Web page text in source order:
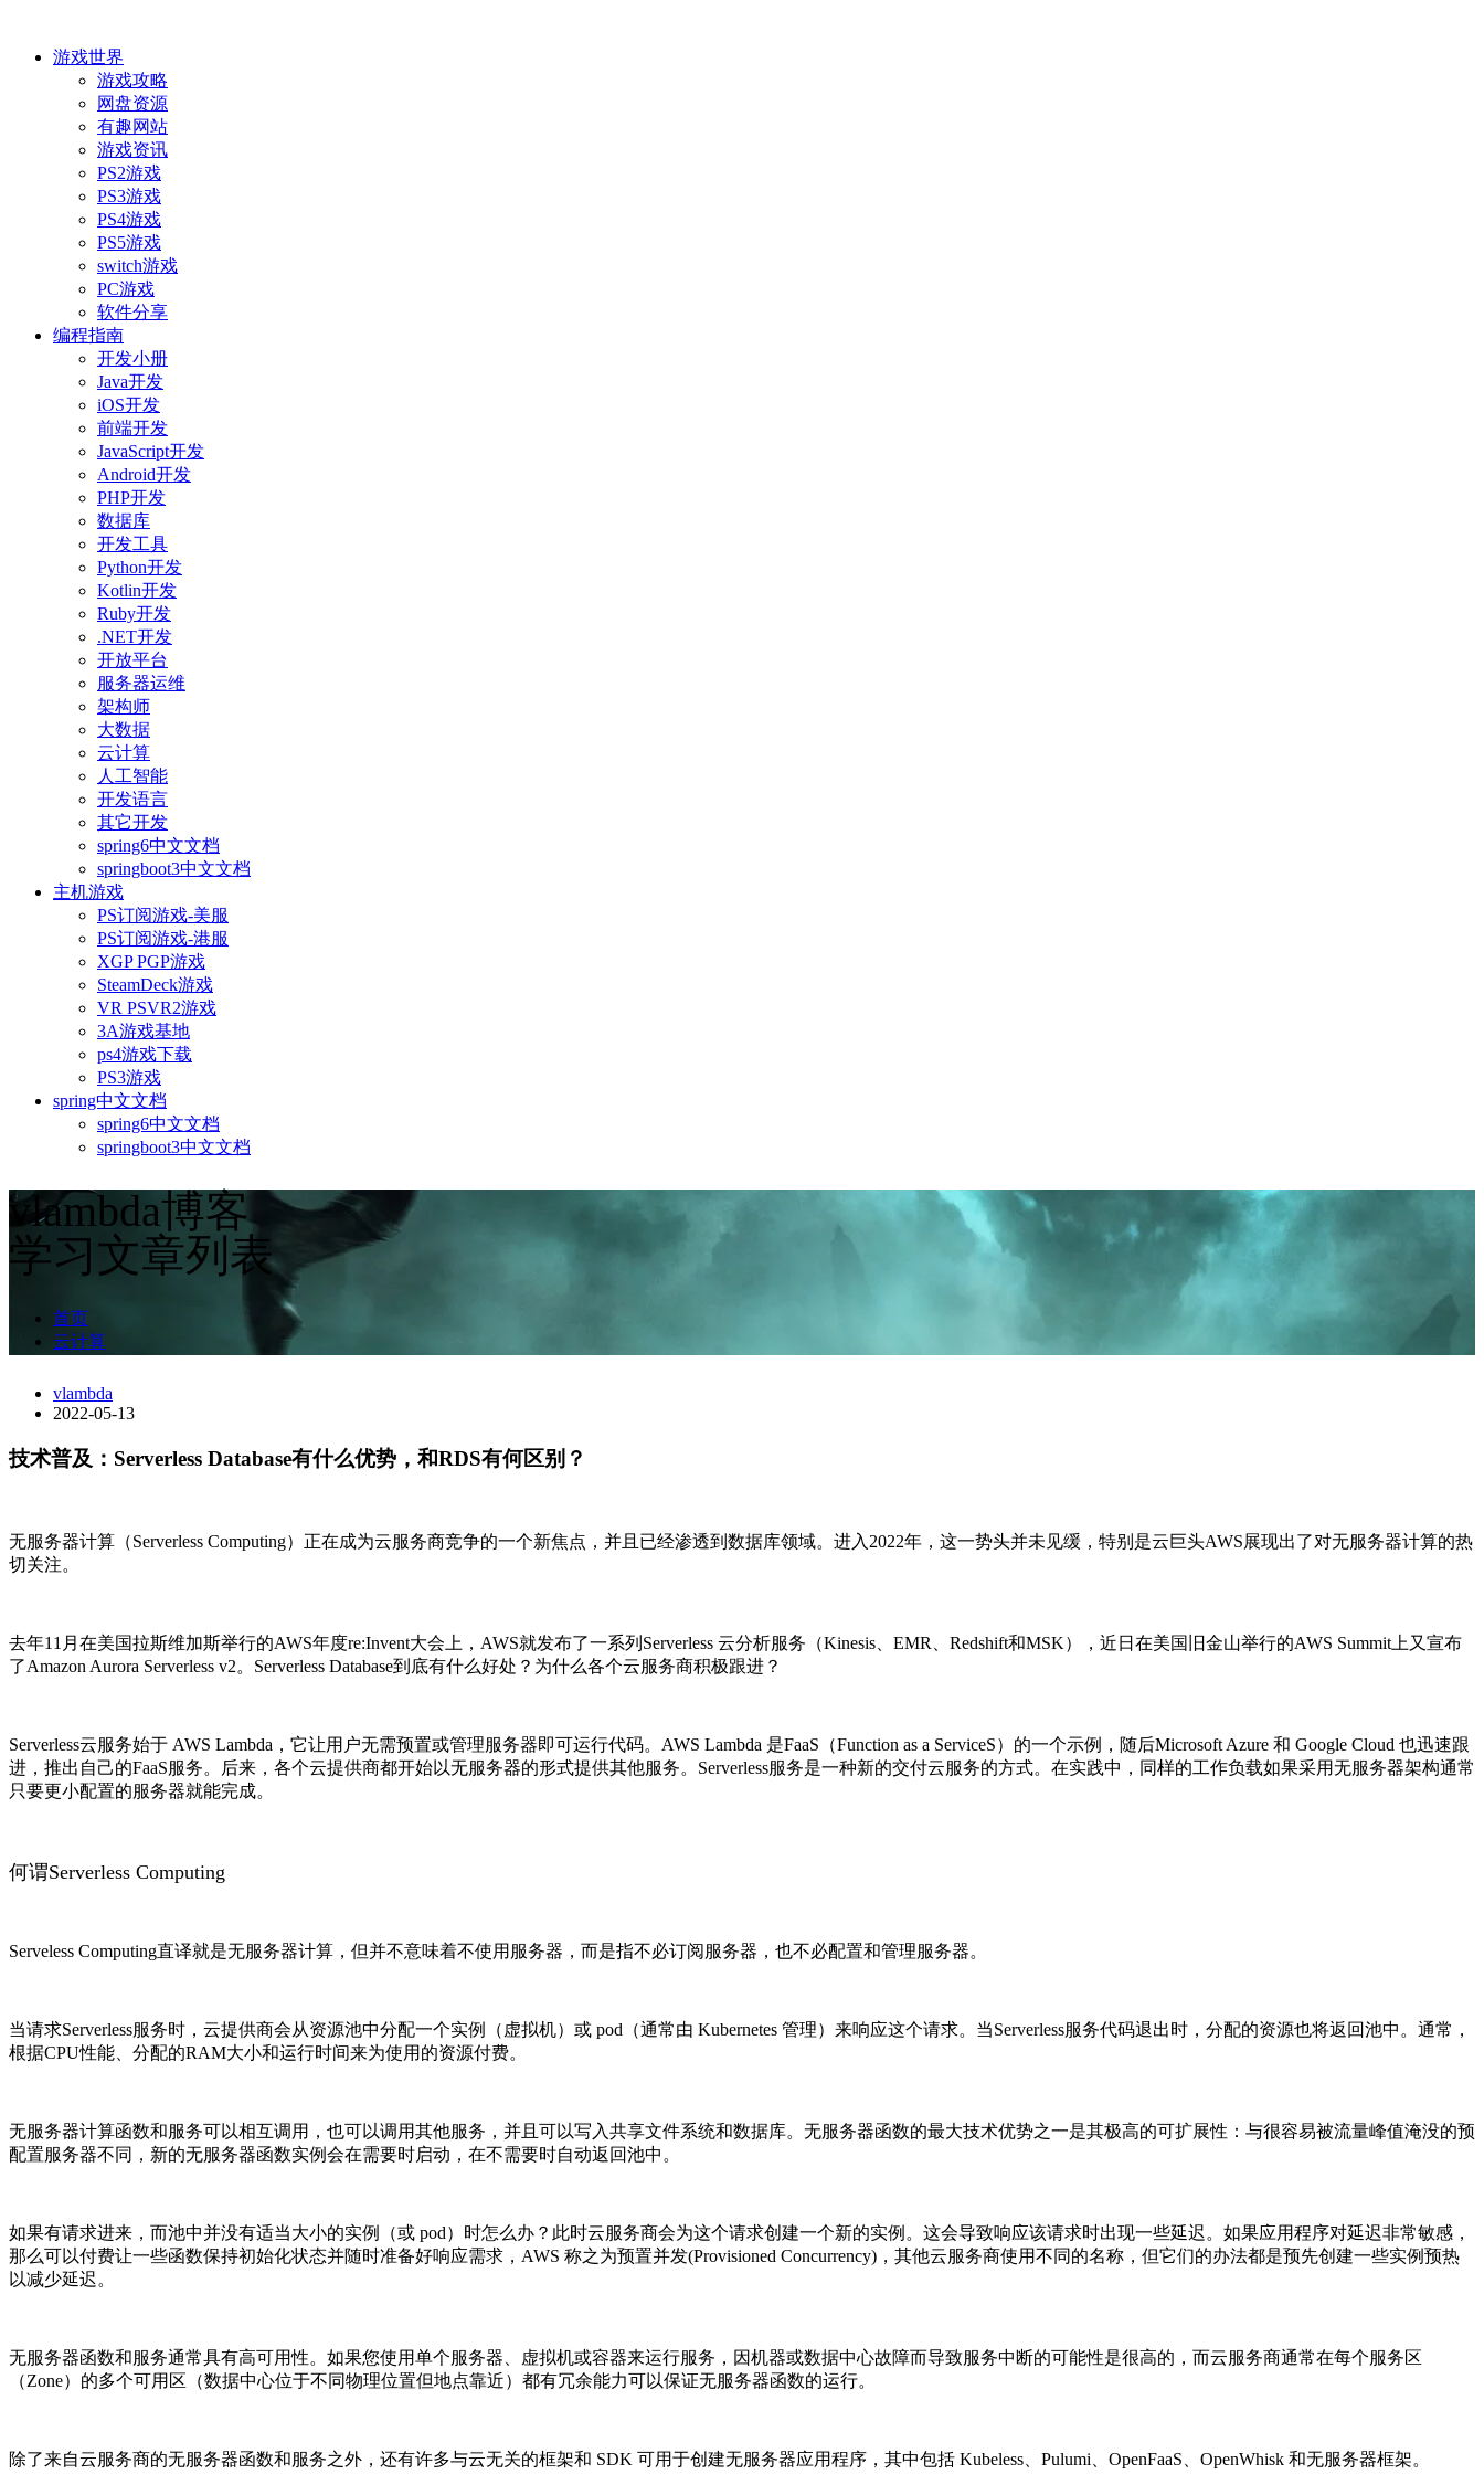
游戏世界
游戏攻略
网盘资源
有趣网站
游戏资讯
PS2游戏
PS3游戏
PS4游戏
PS5游戏
switch游戏
PC游戏
软件分享
编程指南
开发小册
Java开发
iOS开发
前端开发
JavaScript开发
Android开发
PHP开发
数据库
开发工具
Python开发
Kotlin开发
Ruby开发
.NET开发
开放平台
服务器运维
架构师
大数据
云计算
人工智能
开发语言
其它开发
spring6中文文档
springboot3中文文档
主机游戏
PS订阅游戏-美服
PS订阅游戏-港服
XGP PGP游戏
SteamDeck游戏
VR PSVR2游戏
3A游戏基地
ps4游戏下载
PS3游戏
spring中文文档
spring6中文文档
springboot3中文文档
vlambda博客
学习文章列表
首页
云计算
vlambda
2022-05-13
技术普及：Serverless Database有什么优势，和RDS有何区别？
无服务器计算（Serverless Computing）正在成为云服务商竞争的一个新焦点，并且已经渗透到数据库领域。进入2022年，这一势头并未见缓，特别是云巨头AWS展现出了对无服务器计算的热
切关注。
去年11月在美国拉斯维加斯举行的AWS年度re:Invent大会上，AWS就发布了一系列Serverless 云分析服务（Kinesis、EMR、Redshift和MSK），近日在美国旧金山举行的AWS Summit上又宣布
了Amazon Aurora Serverless v2。Serverless Database到底有什么好处？为什么各个云服务商积极跟进？
Serverless云服务始于 AWS Lambda，它让用户无需预置或管理服务器即可运行代码。AWS Lambda 是FaaS（Function as a ServiceS）的一个示例，随后Microsoft Azure 和 Google Cloud 也迅速跟
进，推出自己的FaaS服务。后来，各个云提供商都开始以无服务器的形式提供其他服务。Serverless服务是一种新的交付云服务的方式。在实践中，同样的工作负载如果采用无服务器架构通常
只要更小配置的服务器就能完成。
何谓Serverless Computing
Serveless Computing直译就是无服务器计算，但并不意味着不使用服务器，而是指不必订阅服务器，也不必配置和管理服务器。
当请求Serverless服务时，云提供商会从资源池中分配一个实例（虚拟机）或 pod（通常由 Kubernetes 管理）来响应这个请求。当Serverless服务代码退出时，分配的资源也将返回池中。通常，
根据CPU性能、分配的RAM大小和运行时间来为使用的资源付费。
无服务器计算函数和服务可以相互调用，也可以调用其他服务，并且可以写入共享文件系统和数据库。无服务器函数的最大技术优势之一是其极高的可扩展性：与很容易被流量峰值淹没的预
配置服务器不同，新的无服务器函数实例会在需要时启动，在不需要时自动返回池中。
如果有请求进来，而池中并没有适当大小的实例（或 pod）时怎么办？此时云服务商会为这个请求创建一个新的实例。这会导致响应该请求时出现一些延迟。如果应用程序对延迟非常敏感，
那么可以付费让一些函数保持初始化状态并随时准备好响应需求，AWS 称之为预置并发(Provisioned Concurrency)，其他云服务商使用不同的名称，但它们的办法都是预先创建一些实例预热
以减少延迟。
无服务器函数和服务通常具有高可用性。如果您使用单个服务器、虚拟机或容器来运行服务，因机器或数据中心故障而导致服务中断的可能性是很高的，而云服务商通常在每个服务区
（Zone）的多个可用区（数据中心位于不同物理位置但地点靠近）都有冗余能力可以保证无服务器函数的运行。
除了来自云服务商的无服务器函数和服务之外，还有许多与云无关的框架和 SDK 可用于创建无服务器应用程序，其中包括 Kubeless、Pulumi、OpenFaaS、OpenWhisk 和无服务器框架。